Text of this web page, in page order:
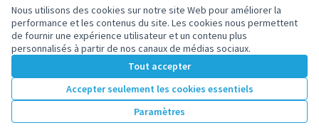
Nous utilisons des cookies sur notre site Web pour améliorer la
performance et les contenus du site. Les cookies nous permettent
de fournir une expérience utilisateur et un contenu plus
personnalisés à partir de nos canaux de médias sociaux.
Tout accepter
Accepter seulement les cookies essentiels
Paramètres
Conditions d'utilisation
Paramètres des cookies
participez.nanterre.fr sur X
(Lien externe)
participez.nanterre.fr sur Facebook
participez.nanterre.fr sur Instagram
participez.nanterre.fr sur YouTube
(Lien externe)
participez.nanterre.fr sur GitHub
(Lien externe)
Site réalisé grâce aulogiciel libre Decidim .
Licence
(Lien